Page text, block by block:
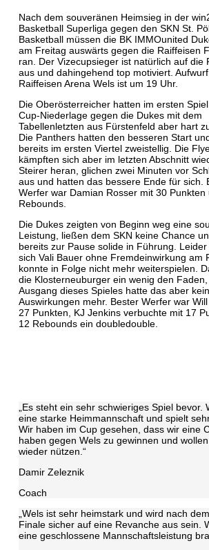
Nach dem souveränen Heimsieg in der
Basketball Superliga gegen den SKN St.
Basketball müssen die BK IMMOunited
am Freitag auswärts gegen die Raiffeisen
ran. Der Vizecupsieger ist natürlich auf die
aus und dahingehend top motiviert.
Raiffeisen Arena Wels ist um 19 Uhr.
Die Oberösterreicher hatten im ersten
Cup-Niederlage gegen die Dukes mit dem
Tabellenletzten aus Fürstenfeld aber hart
Die Panthers hatten den besseren Start
bereits im ersten Viertel zweistellig. Die
kämpften sich aber im letzten Abschnitt
Steirer heran, glichen zwei Minuten vor
aus und hatten das bessere Ende für sich.
Werfer war Damian Rosser mit 30 Punkten
Rebounds.
Die Dukes zeigten von Beginn weg eine
Leistung, ließen dem SKN keine Chance
bereits zur Pause solide in Führung.
sich Vali Bauer ohne Fremdeinwirkung am
konnte in Folge nicht mehr weiterspielen.
die Klosterneuburger ein wenig den
Ausgang dieses Spieles hatte das aber
Auswirkungen mehr. Bester Werfer war
27 Punkten, KJ Jenkins verbuchte mit 17
12 Rebounds ein doubledouble.
„Es steht ein sehr schwieriges Spiel bevor.
eine starke Heimmannschaft und spielt
Wir haben im Cup gesehen, dass wir eine
haben gegen Wels zu gewinnen und
wieder nützen.“
Damir Zeleznik
Coach
„Wels ist sehr heimstark und wird nach
Finale sicher auf eine Revanche aus sein.
eine geschlossene Mannschaftsleistung